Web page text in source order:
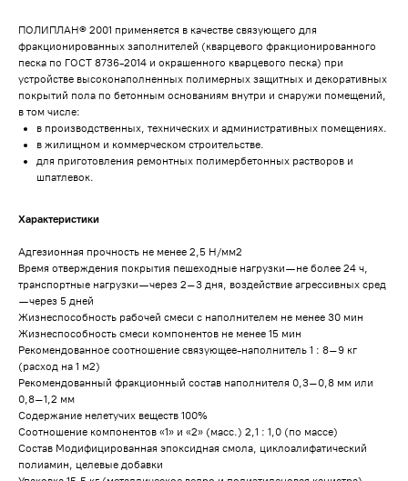
ПОЛИПЛАН® 2001 применяется в качестве связующего для
фракционированных заполнителей (кварцевого фракционированного
песка по ГОСТ 8736-2014 и окрашенного кварцевого песка) при
устройстве высоконаполненных полимерных защитных и декоративных
покрытий пола по бетонным основаниям внутри и снаружи помещений,
в том числе:
в производственных, технических и административных помещениях.
в жилищном и коммерческом строительстве.
для приготовления ремонтных полимербетонных растворов и
шпатлевок.
Характеристики
Адгезионная прочность не менее 2,5 Н/мм2
Время отверждения покрытия пешеходные нагрузки — не более 24 ч,
транспортные нагрузки — через 2–3 дня, воздействие агрессивных сред
— через 5 дней
Жизнеспособность рабочей смеси с наполнителем не менее 30 мин
Жизнеспособность смеси компонентов не менее 15 мин
Рекомендованное соотношение связующее-наполнитель 1 : 8–9 кг
(расход на 1 м2)
Рекомендованный фракционный состав наполнителя 0,3–0,8 мм или
0,8–1,2 мм
Содержание нелетучих веществ 100%
Соотношение компонентов «1» и «2» (масс.) 2,1 : 1,0 (по массе)
Состав Модифицированная эпоксидная смола, циклоалифатический
полиамин, целевые добавки